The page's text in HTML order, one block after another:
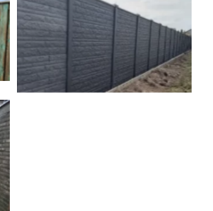
Rots motief antraciet